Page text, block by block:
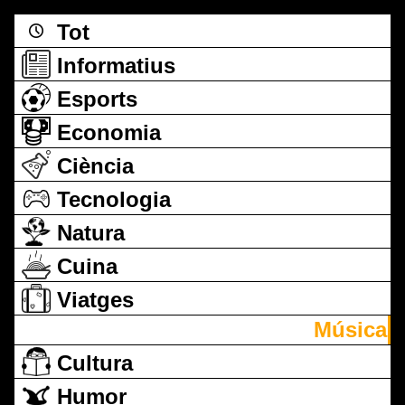
Tot
Informatius
Esports
Economia
Ciència
Tecnologia
Natura
Cuina
Viatges
Música
Cultura
Humor